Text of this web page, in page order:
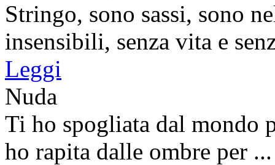
Stringo, sono sassi, sono
insensibili, senza vita e
Leggi
Nuda
Ti ho spogliata dal mondo
ho rapita dalle ombre per ...